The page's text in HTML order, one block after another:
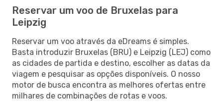
Reservar um voo de Bruxelas para
Leipzig
Reservar um voo através da eDreams é simples.
Basta introduzir Bruxelas (BRU) e Leipzig (LEJ) como
as cidades de partida e destino, escolher as datas da
viagem e pesquisar as opções disponíveis. O nosso
motor de busca encontra as melhores ofertas entre
milhares de combinações de rotas e voos.